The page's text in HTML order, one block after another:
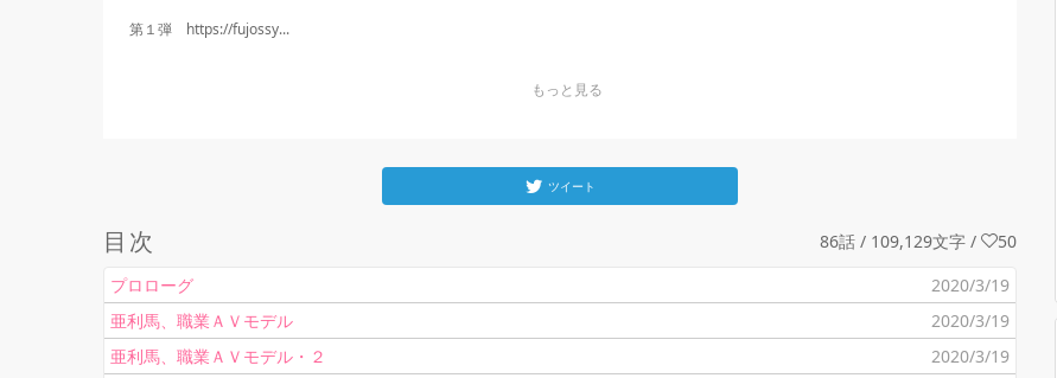
第１弾　https://fujossy...
ツイート
目次 86話 / 109,129文字 /
50
プロローグ
2020/3/19
亜利馬、職業ＡＶモデル
2020/3/19
亜利馬、職業ＡＶモデル・２
2020/3/19